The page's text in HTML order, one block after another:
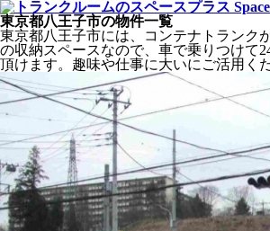
東京都八王子市の物件一覧
東京都八王子市には、コンテナトランク
の収納スペースなので、車で乗りつけて
頂けます。趣味や仕事に大いにご活用く